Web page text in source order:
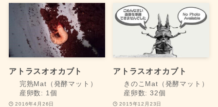
アトラスオオカブト
完熟Mat（発酵マット）
産卵数: 1個
2016年4月26日
アトラスオオカブト
きのこMat（発酵マット）
産卵数: 32個
2015年12月23日